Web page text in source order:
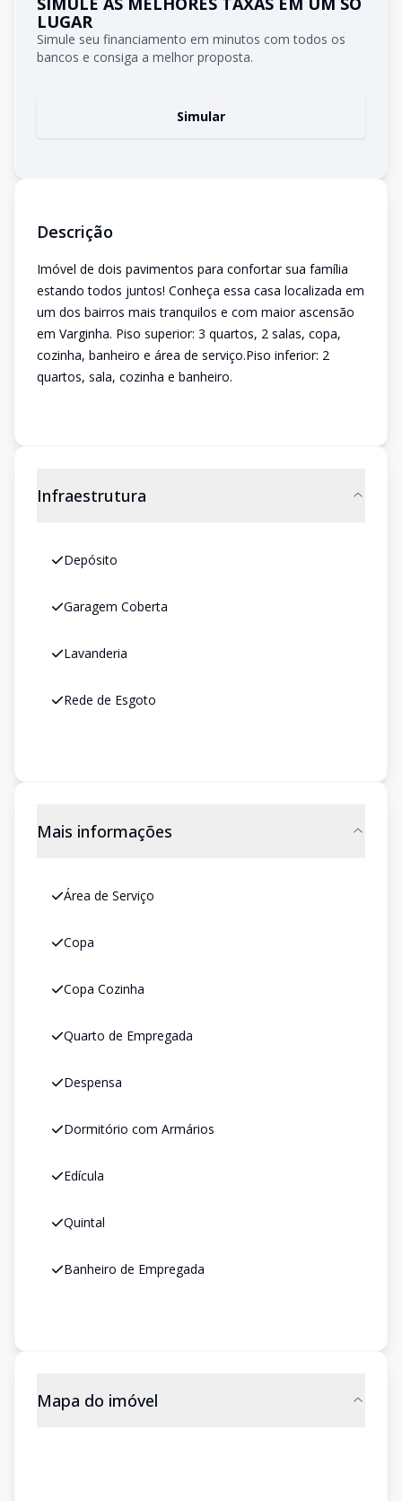
LUGAR
Simule seu financiamento em minutos com todos os
bancos e consiga a melhor proposta.
Simular
Descrição
Imóvel de dois pavimentos para confortar sua família
estando todos juntos! Conheça essa casa localizada em
um dos bairros mais tranquilos e com maior ascensão
em Varginha. Piso superior: 3 quartos, 2 salas, copa,
cozinha, banheiro e área de serviço.Piso inferior: 2
quartos, sala, cozinha e banheiro.
Infraestrutura
Depósito
Garagem Coberta
Lavanderia
Rede de Esgoto
Mais informações
Área de Serviço
Copa
Copa Cozinha
Quarto de Empregada
Despensa
Dormitório com Armários
Edícula
Quintal
Banheiro de Empregada
Mapa do imóvel